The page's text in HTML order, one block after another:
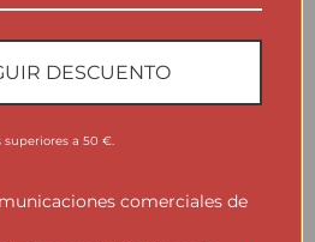
diseñadas para trabajar en
regulan la temperatura,
el confort durante la
más tiempo.
DESCUENTO
a 50 €.
comerciales de